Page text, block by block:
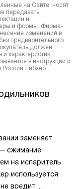
на Сайте, носят
передавать
и
и формы. Фирма-
изменений в
предварительного
должен
и характеристик
в инструкции и
России Либхер
заменяет
сжимание
на испаритель
используется
вредит